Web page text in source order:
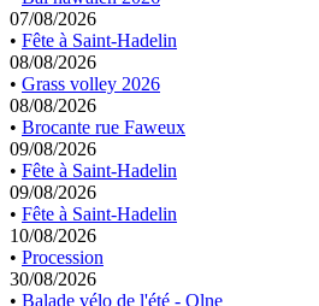
07/08/2026
• Fête à Saint-Hadelin
08/08/2026
• Grass volley 2026
08/08/2026
• Brocante rue Faweux
09/08/2026
• Fête à Saint-Hadelin
09/08/2026
• Fête à Saint-Hadelin
10/08/2026
• Procession
30/08/2026
• Balade vélo de l'été - Olne